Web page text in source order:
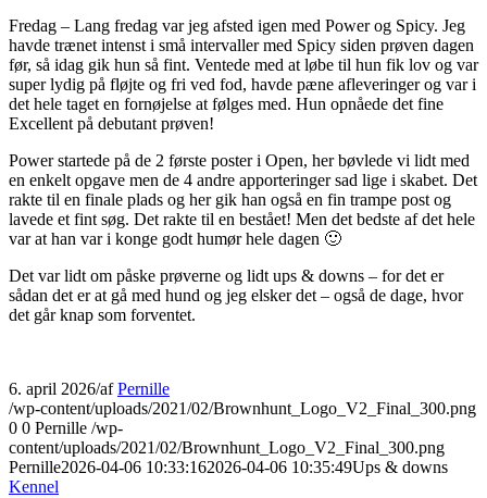
Fredag – Lang fredag var jeg afsted igen med Power og Spicy. Jeg
havde trænet intenst i små intervaller med Spicy siden prøven dagen
før, så idag gik hun så fint. Ventede med at løbe til hun fik lov og var
super lydig på fløjte og fri ved fod, havde pæne afleveringer og var i
det hele taget en fornøjelse at følges med. Hun opnåede det fine
Excellent på debutant prøven!
Power startede på de 2 første poster i Open, her bøvlede vi lidt med
en enkelt opgave men de 4 andre apporteringer sad lige i skabet. Det
rakte til en finale plads og her gik han også en fin trampe post og
lavede et fint søg. Det rakte til en bestået! Men det bedste af det hele
var at han var i konge godt humør hele dagen 🙂
Det var lidt om påske prøverne og lidt ups & downs – for det er
sådan det er at gå med hund og jeg elsker det – også de dage, hvor
det går knap som forventet.
6. april 2026/afPernille
/wp-content/uploads/2021/02/Brownhunt_Logo_V2_Final_300.png
0 0 Pernille /wp-
content/uploads/2021/02/Brownhunt_Logo_V2_Final_300.png
Pernille2026-04-06 10:33:162026-04-06 10:35:49Ups & downs
Kennel